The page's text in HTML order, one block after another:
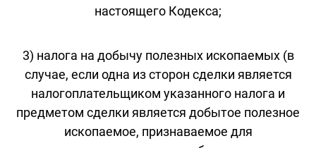
настоящего Кодекса;
3) налога на добычу полезных ископаемых (в
случае, если одна из сторон сделки является
налогоплательщиком указанного налога и
предметом сделки является добытое полезное
ископаемое, признаваемое для